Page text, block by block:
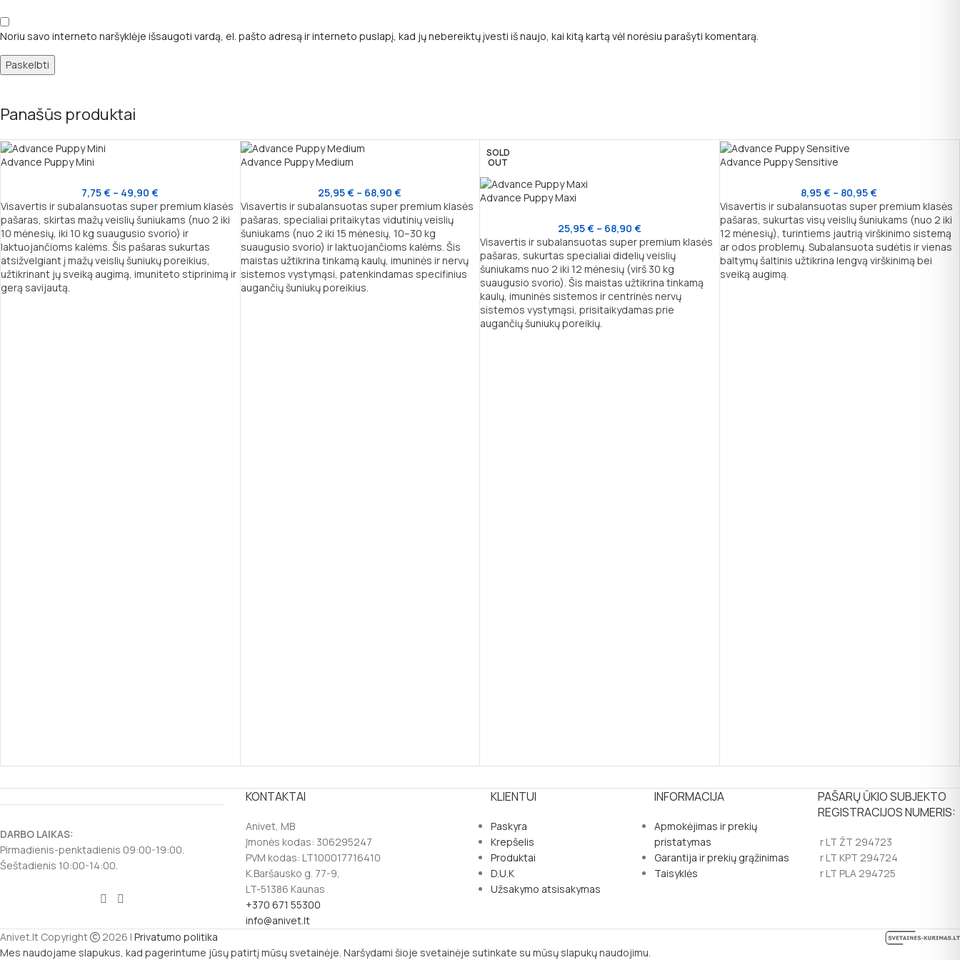
Noriu savo interneto naršyklėje išsaugoti vardą, el. pašto adresą ir interneto puslapį, kad jų nebereiktų įvesti iš naujo, kai kitą kartą vėl norėsiu parašyti komentarą.
Panašūs produktai
Advance Puppy Mini
7,75€ – 49,90€
Visavertis ir subalansuotas super premium klasės
pašaras, skirtas mažų veislių šuniukams (nuo 2 iki
10 mėnesių, iki 10 kg suaugusio svorio) ir
laktuojančioms kalėms. Šis pašaras sukurtas
atsižvelgiant į mažų veislių šuniukų poreikius,
užtikrinant jų sveiką augimą, imuniteto stiprinimą ir
gerą savijautą.
Advance Puppy Medium
25,95€ – 68,90€
Visavertis ir subalansuotas super premium klasės
pašaras, specialiai pritaikytas vidutinių veislių
šuniukams (nuo 2 iki 15 mėnesių, 10–30 kg
suaugusio svorio) ir laktuojančioms kalėms. Šis
maistas užtikrina tinkamą kaulų, imuninės ir nervų
sistemos vystymąsi, patenkindamas specifinius
augančių šuniukų poreikius.
SOLD
OUT
Advance Puppy Maxi
25,95€ – 68,90 €
Visavertis ir subalansuotas super premium klasės
pašaras, sukurtas specialiai didelių veislių
šuniukams nuo 2 iki 12 mėnesių (virš 30 kg
suaugusio svorio). Šis maistas užtikrina tinkamą
kaulų, imuninės sistemos ir centrinės nervų
sistemos vystymąsi, prisitaikydamas prie
augančių šuniukų poreikių.
Advance Puppy Sensitive
8,95€ – 80,95€
Visavertis ir subalansuotas super premium klasės
pašaras, sukurtas visų veislių šuniukams (nuo 2 iki
12 mėnesių), turintiems jautrią virškinimo sistemą
ar odos problemų. Subalansuota sudėtis ir vienas
baltymų šaltinis užtikrina lengvą virškinimą bei
sveiką augimą.
DARBO LAIKAS:
Pirmadienis-penktadienis 09:00-19:00.
Šeštadienis 10:00-14:00.
KONTAKTAI
Anivet, MB
Įmonės kodas: 306295247
PVM kodas: LT100017716410
K.Baršausko g. 77-9,
LT-51386 Kaunas
+370 671 55300
info@anivet.lt
KLIENTUI
Paskyra
Krepšelis
Produktai
D.U.K
Užsakymo atsisakymas
INFORMACIJA
Apmokėjimas ir prekių
pristatymas
Garantija ir prekių grąžinimas
Taisyklės
PAŠARŲ ŪKIO SUBJEKTO
REGISTRACIJOS NUMERIS:
r LT ŽT 294723
r LT KPT 294724
r LT PLA 294725
Anivet.lt Copyright 2026 | Privatumo politika
Mes naudojame slapukus, kad pagerintume jūsų patirtį mūsų svetainėje. Naršydami šioje svetainėje sutinkate su mūsų slapukų naudojimu.